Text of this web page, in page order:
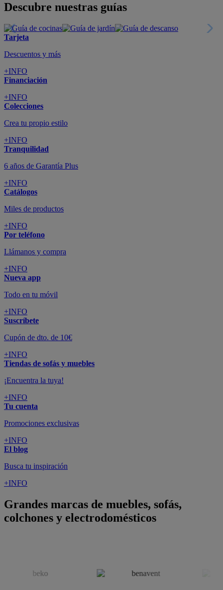
Descubre nuestras guías
Tarjeta
Descuentos y más
+INFO
Financiación
+INFO
Colecciones
Crea tu propio estilo
+INFO
Tranquilidad
6 años de Garantía Plus
+INFO
Catálogos
Miles de productos
+INFO
Por teléfono
Llámanos y compra
+INFO
Nueva app
Todo en tu móvil
+INFO
Suscríbete
Cupón de dto. de 10€
+INFO
Tiendas de sofás y muebles
¡Encuentra la tuya!
+INFO
Tu cuenta
Promociones exclusivas
+INFO
El blog
Busca tu inspiración
+INFO
Grandes marcas de muebles, sofás,
colchones y electrodomésticos